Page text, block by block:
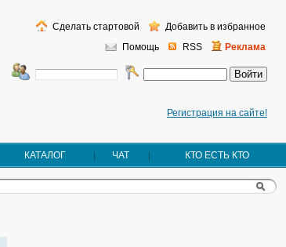
Регистрация на сайте!
Помощь RSS Реклама
Сделать стартовой Добавить в избранное
КАТАЛОГ ЧАТ КТО ЕСТЬ КТО